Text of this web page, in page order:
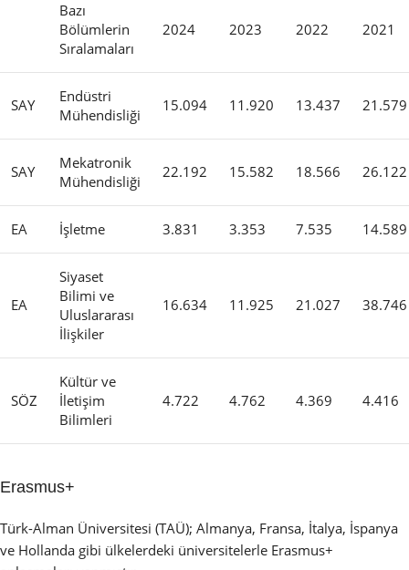
Bazı
Bölümlerin
Sıralamaları
2024 2023 2022 2021
SAY
Endüstri
Mühendisliği
15.094 11.920 13.437 21.579
SAY
Mekatronik
Mühendisliği
22.192 15.582 18.566 26.122
EA İşletme 3.831 3.353 7.535 14.589
EA
Siyaset
Bilimi ve
Uluslararası
İlişkiler
16.634 11.925 21.027 38.746
SÖZ
Kültür ve
İletişim
Bilimleri
4.722 4.762 4.369 4.416
Erasmus+
Türk-Alman Üniversitesi (TAÜ); Almanya, Fransa, İtalya, İspanya
ve Hollanda gibi ülkelerdeki üniversitelerle Erasmus+